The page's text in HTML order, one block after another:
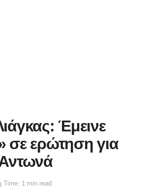
Έμεινε
σε ερώτηση για
Time: 1 min read